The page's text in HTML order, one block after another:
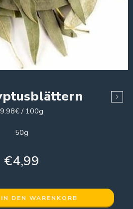
9.98€ / 100g
50g
€4,99
IN DEN WARENKORB